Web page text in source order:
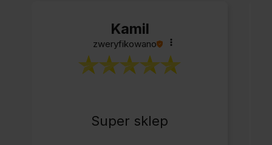
Kamil
zweryfikowano
Super sklep